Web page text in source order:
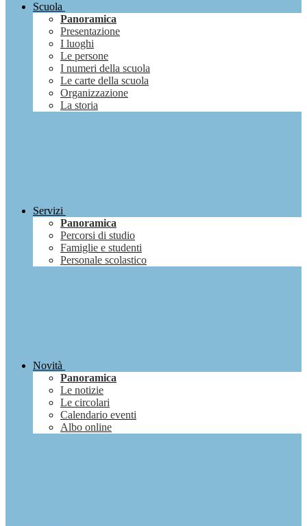
Scuola
Panoramica
Presentazione
I luoghi
Le persone
I numeri della scuola
Le carte della scuola
Organizzazione
La storia
Servizi
Panoramica
Percorsi di studio
Famiglie e studenti
Personale scolastico
Novità
Panoramica
Le notizie
Le circolari
Calendario eventi
Albo online